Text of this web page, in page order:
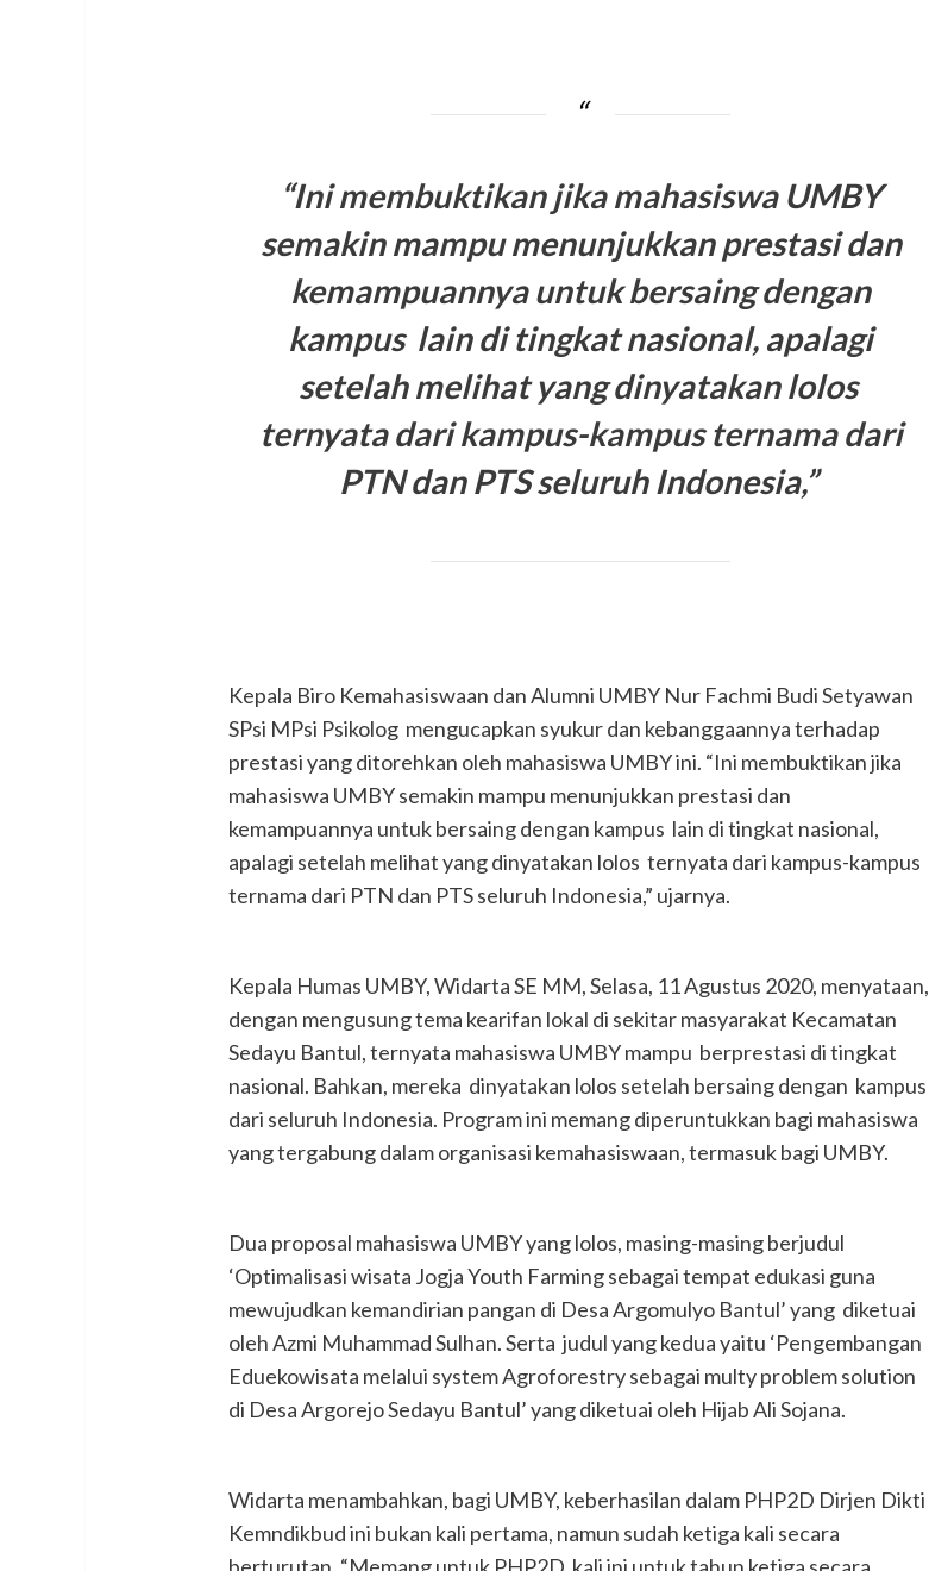
“Ini membuktikan jika mahasiswa UMBY
semakin mampu menunjukkan prestasi dan
kemampuannya untuk bersaing dengan
kampus lain di tingkat nasional, apalagi
setelah melihat yang dinyatakan lolos
ternyata dari kampus-kampus ternama dari
PTN dan PTS seluruh Indonesia,”
Kepala Biro Kemahasiswaan dan Alumni UMBY Nur Fachmi Budi Setyawan
SPsi MPsi Psikolog mengucapkan syukur dan kebanggaannya terhadap
prestasi yang ditorehkan oleh mahasiswa UMBY ini. “Ini membuktikan jika
mahasiswa UMBY semakin mampu menunjukkan prestasi dan
kemampuannya untuk bersaing dengan kampus lain di tingkat nasional,
apalagi setelah melihat yang dinyatakan lolos ternyata dari kampus-kampus
ternama dari PTN dan PTS seluruh Indonesia,” ujarnya.
Kepala Humas UMBY, Widarta SE MM, Selasa, 11 Agustus 2020, menyataan,
dengan mengusung tema kearifan lokal di sekitar masyarakat Kecamatan
Sedayu Bantul, ternyata mahasiswa UMBY mampu berprestasi di tingkat
nasional. Bahkan, mereka dinyatakan lolos setelah bersaing dengan kampus
dari seluruh Indonesia. Program ini memang diperuntukkan bagi mahasiswa
yang tergabung dalam organisasi kemahasiswaan, termasuk bagi UMBY.
Dua proposal mahasiswa UMBY yang lolos, masing-masing berjudul
‘Optimalisasi wisata Jogja Youth Farming sebagai tempat edukasi guna
mewujudkan kemandirian pangan di Desa Argomulyo Bantul’ yang diketuai
oleh Azmi Muhammad Sulhan. Serta judul yang kedua yaitu ‘Pengembangan
Eduekowisata melalui system Agroforestry sebagai multy problem solution
di Desa Argorejo Sedayu Bantul’ yang diketuai oleh Hijab Ali Sojana.
Widarta menambahkan, bagi UMBY, keberhasilan dalam PHP2D Dirjen Dikti
Kemndikbud ini bukan kali pertama, namun sudah ketiga kali secara
berturutan. “Memang untuk PHP2D kali ini untuk tahun ketiga secara